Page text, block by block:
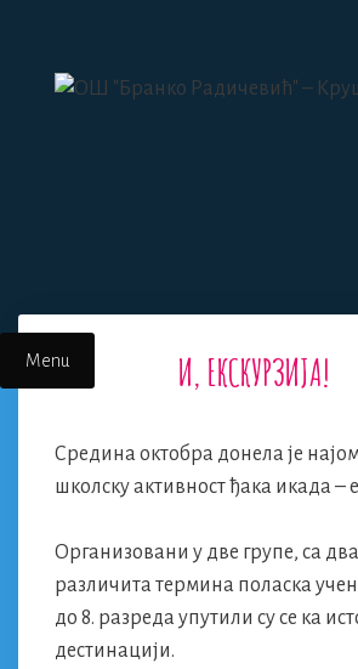
content
Menu И, ЕКСКУРЗИЈА!
Средина октобра донела је
школску активност ђака икада –
Организовани у две групе, са два
различита термина поласка
до 8. разреда упутили су се ка
дестинацији.